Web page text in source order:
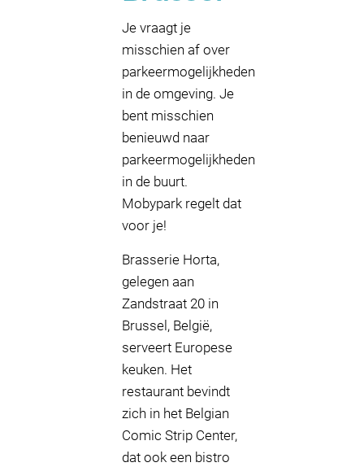
Je vraagt je
misschien af over
parkeermogelijkheden
in de omgeving. Je
bent misschien
benieuwd naar
parkeermogelijkheden
in de buurt.
Mobypark regelt dat
voor je!
Brasserie Horta,
gelegen aan
Zandstraat 20 in
Brussel, België,
serveert Europese
keuken. Het
restaurant bevindt
zich in het Belgian
Comic Strip Center,
dat ook een bistro